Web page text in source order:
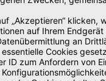
SP2
and Windows